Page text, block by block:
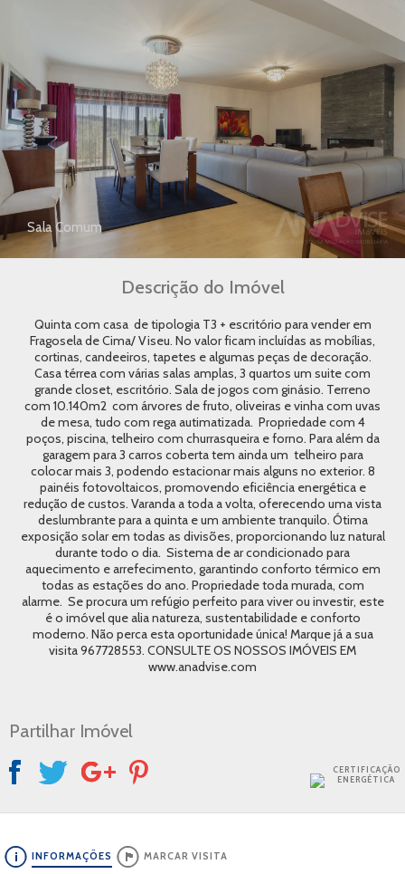
Sala Comum
Descrição do Imóvel
CERTIFICAÇÃO
ENERGÉTICA
Quinta com casa de tipologia T3 + escritório para vender em
Fragosela de Cima/ Viseu. No valor ficam incluídas as mobílias,
cortinas, candeeiros, tapetes e algumas peças de decoração.
Casa térrea com várias salas amplas, 3 quartos um suite com
grande closet, escritório. Sala de jogos com ginásio. Terreno
com 10.140m2 com árvores de fruto, oliveiras e vinha com uvas
de mesa, tudo com rega autimatizada. Propriedade com 4
poços, piscina, telheiro com churrasqueira e forno. Para além da
garagem para 3 carros coberta tem ainda um telheiro para
colocar mais 3, podendo estacionar mais alguns no exterior. 8
painéis fotovoltaicos, promovendo eficiência energética e
redução de custos. Varanda a toda a volta, oferecendo uma vista
deslumbrante para a quinta e um ambiente tranquilo. Ótima
exposição solar em todas as divisões, proporcionando luz natural
durante todo o dia. Sistema de ar condicionado para
aquecimento e arrefecimento, garantindo conforto térmico em
todas as estações do ano. Propriedade toda murada, com
alarme. Se procura um refúgio perfeito para viver ou investir, este
é o imóvel que alia natureza, sustentabilidade e conforto
moderno. Não perca esta oportunidade única! Marque já a sua
visita 967728553. CONSULTE OS NOSSOS IMÓVEIS EM
www.anadvise.com
Partilhar Imóvel
INFORMAÇÕES MARCAR VISITA